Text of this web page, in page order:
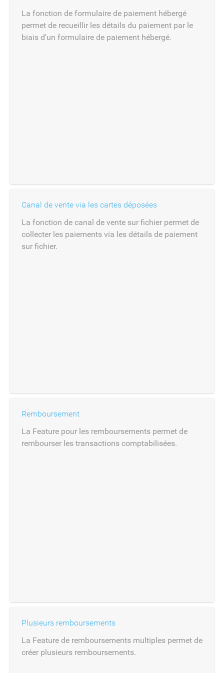
La fonction de formulaire de paiement hébergé
permet de recueillir les détails du paiement par le
biais d'un formulaire de paiement hébergé.
Canal de vente via les cartes déposées
La fonction de canal de vente sur fichier permet de
collecter les paiements via les détails de paiement
sur fichier.
Remboursement
La Feature pour les remboursements permet de
rembourser les transactions comptabilisées.
Plusieurs remboursements
La Feature de remboursements multiples permet de
créer plusieurs remboursements.